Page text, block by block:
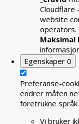
Cloudflare
website
operators.
Egenskaper 0
Preferanse-
endrer måten
foretrukne
Vi bruker